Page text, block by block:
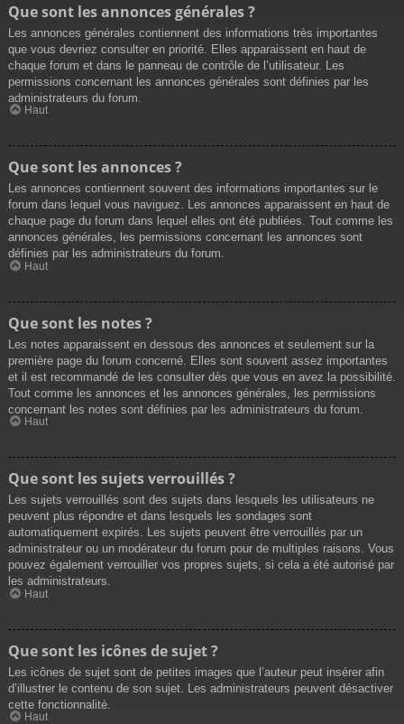
Que sont les annonces générales ?
Les annonces générales contiennent des informations très importantes
que vous devriez consulter en priorité. Elles apparaissent en haut de
chaque forum et dans le panneau de contrôle de l’utilisateur. Les
permissions concernant les annonces générales sont définies par les
administrateurs du forum.
Haut
Que sont les annonces ?
Les annonces contiennent souvent des informations importantes sur le
forum dans lequel vous naviguez. Les annonces apparaissent en haut de
chaque page du forum dans lequel elles ont été publiées. Tout comme les
annonces générales, les permissions concernant les annonces sont
définies par les administrateurs du forum.
Haut
Que sont les notes ?
Les notes apparaissent en dessous des annonces et seulement sur la
première page du forum concerné. Elles sont souvent assez importantes
et il est recommandé de les consulter dès que vous en avez la possibilité.
Tout comme les annonces et les annonces générales, les permissions
concernant les notes sont définies par les administrateurs du forum.
Haut
Que sont les sujets verrouillés ?
Les sujets verrouillés sont des sujets dans lesquels les utilisateurs ne
peuvent plus répondre et dans lesquels les sondages sont
automatiquement expirés. Les sujets peuvent être verrouillés par un
administrateur ou un modérateur du forum pour de multiples raisons. Vous
pouvez également verrouiller vos propres sujets, si cela a été autorisé par
les administrateurs.
Haut
Que sont les icônes de sujet ?
Les icônes de sujet sont de petites images que l’auteur peut insérer afin
d’illustrer le contenu de son sujet. Les administrateurs peuvent désactiver
cette fonctionnalité.
Haut